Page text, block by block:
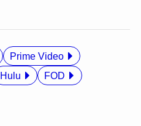
Prime Video
Hulu FOD